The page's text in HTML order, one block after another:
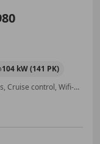
104 kW (141 PK)
Open dak, Garantie, LED verlichting, Zij-airbags, Cruise control, Wifi-hotspot, Mistlampen, Startonderbreker